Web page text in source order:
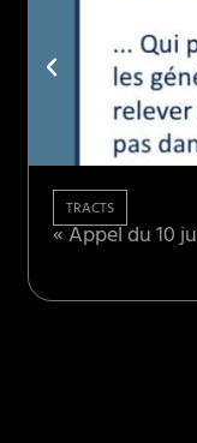
TRACTS
« Appel du 10